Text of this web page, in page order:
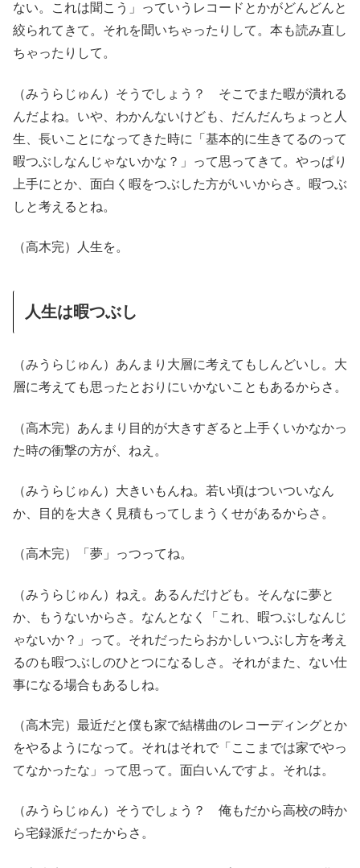
ない。これは聞こう」っていうレコードとかがどんどんと
絞られてきて。それを聞いちゃったりして。本も読み直し
ちゃったりして。
（みうらじゅん）そうでしょう？ そこでまた暇が潰れる
んだよね。いや、わかんないけども、だんだんちょっと人
生、長いことになってきた時に「基本的に生きてるのって
暇つぶしなんじゃないかな？」って思ってきて。やっぱり
上手にとか、面白く暇をつぶした方がいいからさ。暇つぶ
しと考えるとね。
（高木完）人生を。
人生は暇つぶし
（みうらじゅん）あんまり大層に考えてもしんどいし。大
層に考えても思ったとおりにいかないこともあるからさ。
（高木完）あんまり目的が大きすぎると上手くいかなかっ
た時の衝撃の方が、ねえ。
（みうらじゅん）大きいもんね。若い頃はついついなん
か、目的を大きく見積もってしまうくせがあるからさ。
（高木完）「夢」っつってね。
（みうらじゅん）ねえ。あるんだけども。そんなに夢と
か、もうないからさ。なんとなく「これ、暇つぶしなんじ
ゃないか？」って。それだったらおかしいつぶし方を考え
るのも暇つぶしのひとつになるしさ。それがまた、ない仕
事になる場合もあるしね。
（高木完）最近だと僕も家で結構曲のレコーディングとか
をやるようになって。それはそれで「ここまでは家でやっ
てなかったな」って思って。面白いんですよ。それは。
（みうらじゅん）そうでしょう？ 俺もだから高校の時か
ら宅録派だったからさ。